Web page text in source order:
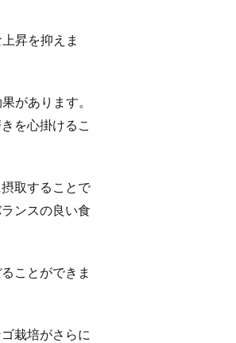
昇を抑えま
があります。
を心掛けるこ
取することで
ンスの良い食
ことができま
栽培がさらに